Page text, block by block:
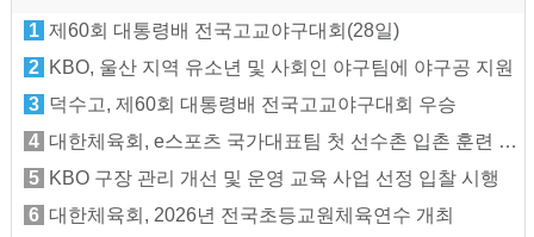
1 제60회 대통령배 전국고교야구대회(28일)
2 KBO, 울산 지역 유소년 및 사회인 야구팀에 야구공 지원
3 덕수고, 제60회 대통령배 전국고교야구대회 우승
4 대한체육회, e스포츠 국가대표팀 첫 선수촌 입촌 훈련 지원
5 KBO 구장 관리 개선 및 운영 교육 사업 선정 입찰 시행
6 대한체육회, 2026년 전국초등교원체육연수 개최